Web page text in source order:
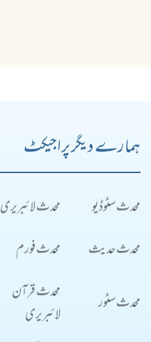
ہمارے دیگر پراجیکٹ
محدث سٹوڈیو محدث لائبریری
محدث حدیث
محدث فورم
محدث سٹور
محدث قرآن
لائبریری